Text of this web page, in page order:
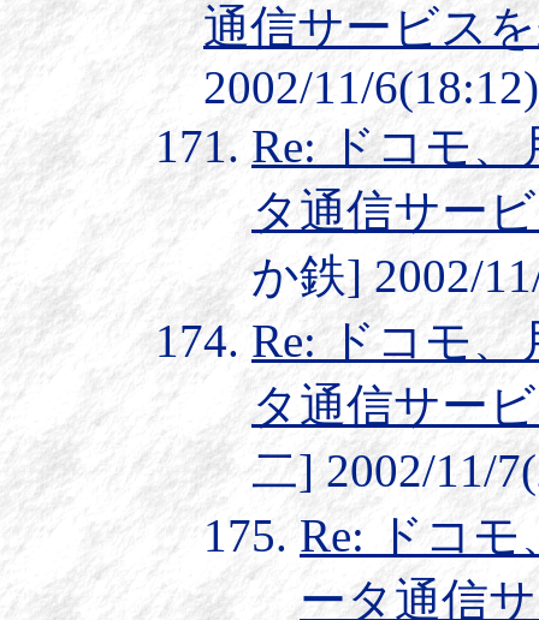
通信サービス
2002/11/6(18:12)
Re: ドコモ、
タ通信サー
か鉄] 2002/
Re: ドコモ、
タ通信サー
二] 2002/11/
Re: ドコモ
ータ通信